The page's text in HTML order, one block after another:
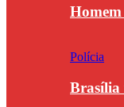
Polícia
Brasília